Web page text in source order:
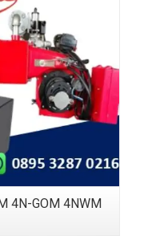
4N-GOM 4NWM